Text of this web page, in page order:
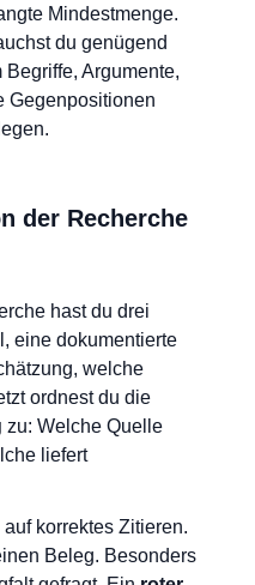
Mindestmenge.
du genügend
Argumente,
Gegenpositionen
der Recherche
hast du drei
eine dokumentierte
welche
ordnest du die
zu: Welche Quelle
liefert
korrektes Zitieren.
Beleg. Besonders